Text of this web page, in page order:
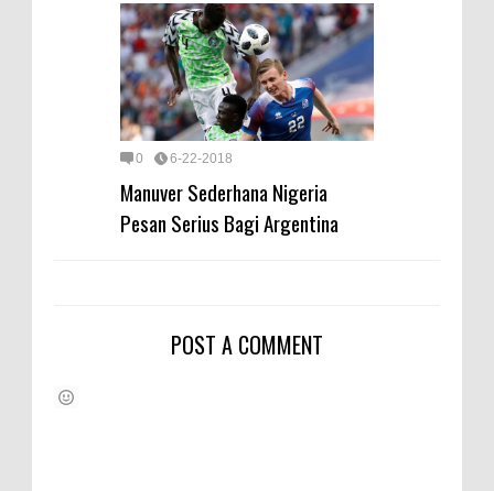
0 6-22-2018
Manuver Sederhana Nigeria
Pesan Serius Bagi Argentina
POST A COMMENT